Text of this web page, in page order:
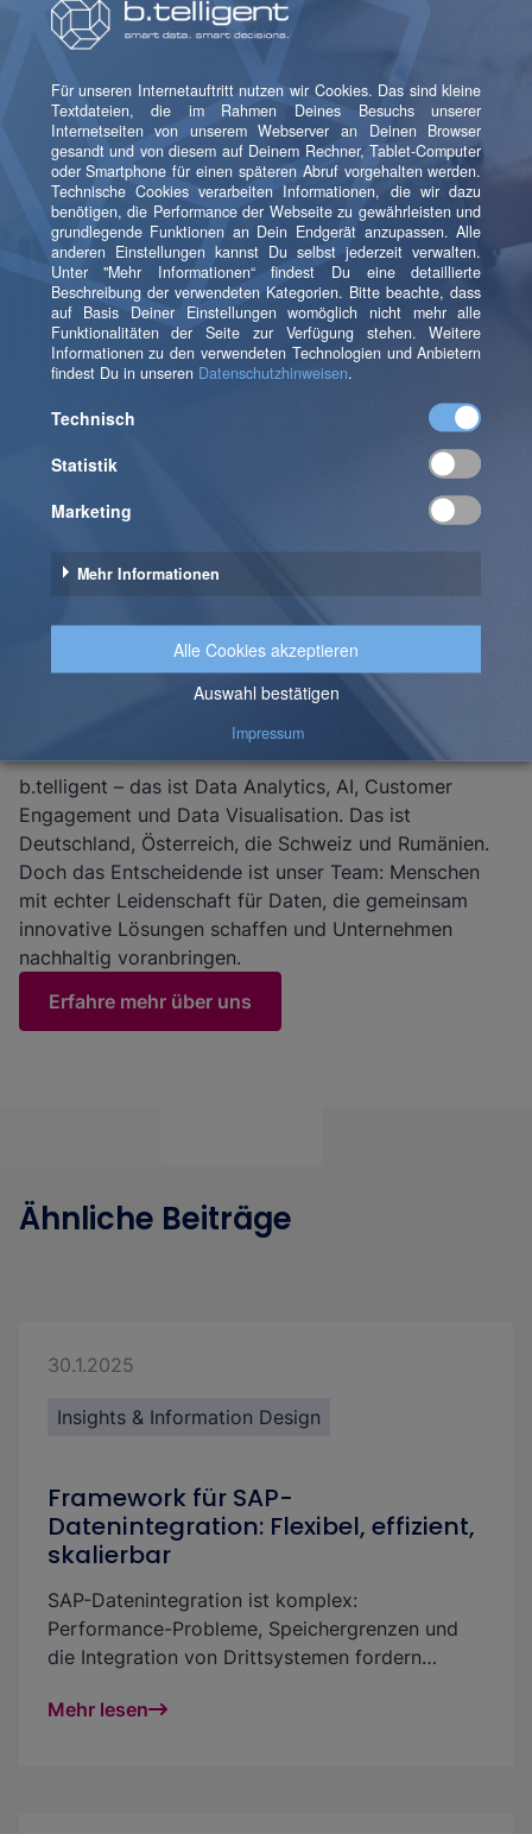
Du hast Fragen? Kontaktiere
uns
Olaf Bowe
Wer ist b.telligent?
b.telligent – das ist Data Analytics, AI, Customer
Engagement und Data Visualisation. Das ist
Deutschland, Österreich, die Schweiz und Rumänien.
Doch das Entscheidende ist unser Team: Menschen
mit echter Leidenschaft für Daten, die gemeinsam
innovative Lösungen schaffen und Unternehmen
nachhaltig voranbringen.
Erfahre mehr über uns
Ähnliche Beiträge
30.1.2025
Insights & Information Design
Framework für SAP-
Datenintegration: Flexibel, effizient,
skalierbar
SAP-Datenintegration ist komplex:
Performance-Probleme, Speichergrenzen und
die Integration von Drittsystemen fordern
Framework schaffst Du eine leistungsstarke und
Mehr lesen